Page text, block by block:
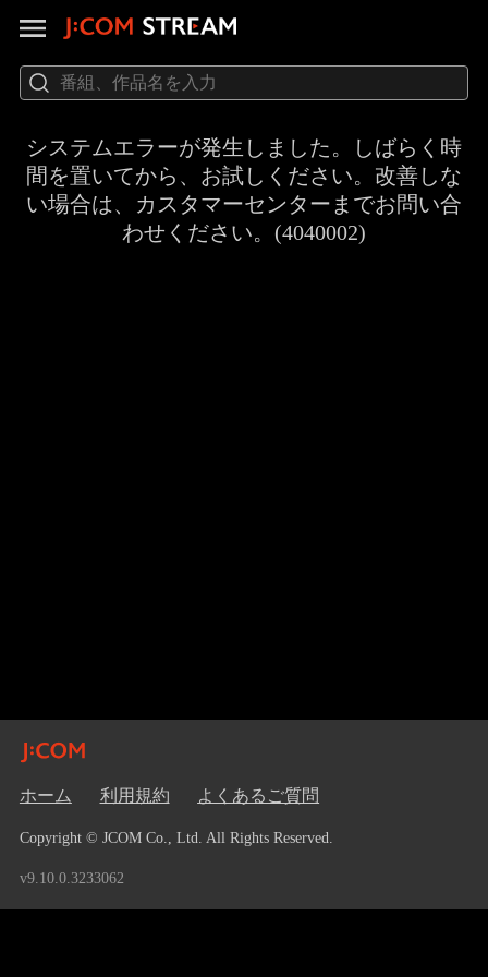
システムエラーが発生しました。しばらく時
間を置いてから、お試しください。改善しな
い場合は、カスタマーセンターまでお問い合
わせください。(4040002)
ホーム 利用規約 よくあるご質問
Copyright © JCOM Co., Ltd. All Rights Reserved.
v9.10.0.3233062